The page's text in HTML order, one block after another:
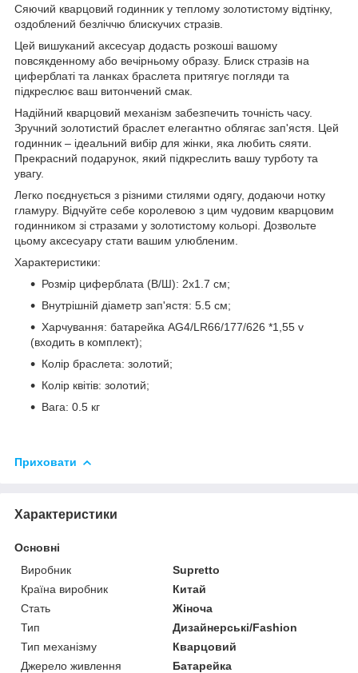
Сяючий кварцовий годинник у теплому золотистому відтінку,
оздоблений безліччю блискучих стразів.
Цей вишуканий аксесуар додасть розкоші вашому
повсякденному або вечірньому образу. Блиск стразів на
циферблаті та ланках браслета притягує погляди та
підкреслює ваш витончений смак.
Надійний кварцовий механізм забезпечить точність часу.
Зручний золотистий браслет елегантно облягає зап'ястя. Цей
годинник – ідеальний вибір для жінки, яка любить сяяти.
Прекрасний подарунок, який підкреслить вашу турботу та
увагу.
Легко поєднується з різними стилями одягу, додаючи нотку
гламуру. Відчуйте себе королевою з цим чудовим кварцовим
годинником зі стразами у золотистому кольорі. Дозвольте
цьому аксесуару стати вашим улюбленим.
Характеристики:
Розмір циферблата (В/Ш): 2х1.7 см;
Внутрішній діаметр зап'ястя: 5.5 см;
Харчування: батарейка AG4/LR66/177/626 *1,55 v
(входить в комплект);
Колір браслета: золотий;
Колір квітів: золотий;
Вага: 0.5 кг
Приховати
Характеристики
Основні
Виробник
Supretto
Країна виробник
Китай
Стать
Жіноча
Тип
Дизайнерські/Fashion
Тип механізму
Кварцовий
Джерело живлення
Батарейка